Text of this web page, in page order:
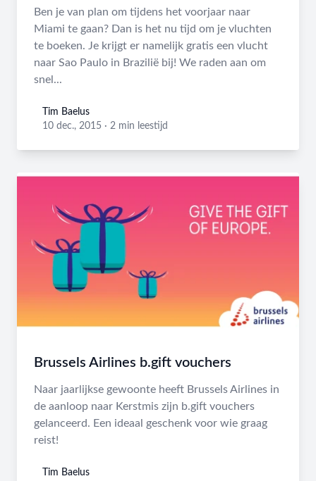
Ben je van plan om tijdens het voorjaar naar
Miami te gaan? Dan is het nu tijd om je vluchten
te boeken. Je krijgt er namelijk gratis een vlucht
naar Sao Paulo in Brazilië bij! We raden aan om
snel...
Tim Baelus
Tim Baelus
10 dec., 2015 · 2 min leestijd
Brussels Airlines b.gift vouchers
Naar jaarlijkse gewoonte heeft Brussels Airlines in
de aanloop naar Kerstmis zijn b.gift vouchers
gelanceerd. Een ideaal geschenk voor wie graag
reist!
Tim Baelus